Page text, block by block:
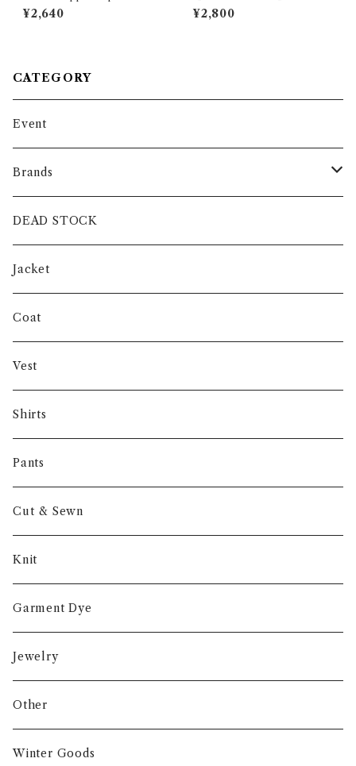
Red Large マーブルアップル
ペーパーウエイト リンゴ オブ
¥2,640
Polish Army Stripe Half Pa
nts Blue STポーランド軍 ス
¥2,800
CATEGORY
Event
Brands
intch.
SHUREN
INVERTERE
Gambert
NORIEI
Other
DEAD STOCK
Jacket
Coat
Vest
Shirts
Pants
Cut & Sewn
Knit
Garment Dye
Jewelry
Other
Winter Goods